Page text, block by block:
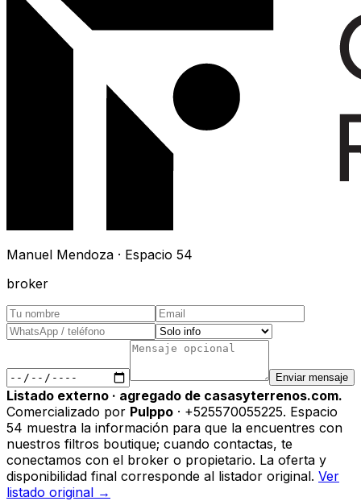
Manuel Mendoza · Espacio 54
broker
Enviar mensaje
Listado externo · agregado de casasyterrenos.com.
Comercializado por Pulppo · +525570055225. Espacio
54 muestra la información para que la encuentres con
nuestros filtros boutique; cuando contactas, te
conectamos con el broker o propietario. La oferta y
disponibilidad final corresponde al listador original. Ver
listado original →